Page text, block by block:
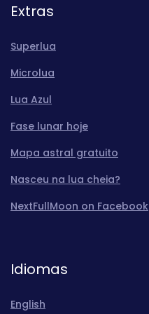
Extras
Superlua
Microlua
Lua Azul
Fase lunar hoje
Mapa astral gratuito
Nasceu na lua cheia?
NextFullMoon on Facebook
Idiomas
English